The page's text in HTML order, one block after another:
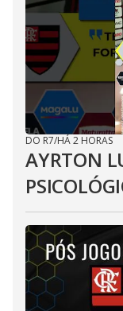
DO R7/HÁ 2 HORAS
AYRTON